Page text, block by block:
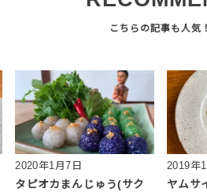
2020年1月7日
タピオカまんじゅう(サク
2019年
ヤムサ